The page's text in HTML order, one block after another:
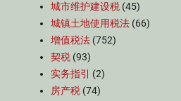
城市维护建设税 (45)
城镇土地使用税法 (66)
增值税法 (752)
契税 (93)
实务指引
(2)
房产税 (74)